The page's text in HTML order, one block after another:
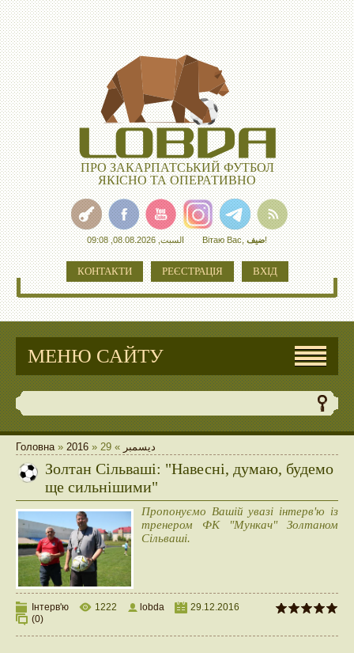
ПРО ЗАКАРПАТСЬКИЙ ФУТБОЛ
ЯКІСНО ТА ОПЕРАТИВНО
السبت, 08.08.2026, 09:08 Вітаю Вас,ضيف!
КОНТАКТИ РЕЄСТРАЦІЯ ВХІД
МЕНЮ САЙТУ
Головна» 2016 » ديسمبر »
29
Золтан Сільваші: "Навесні, думаю, будемо
ще сильнішими"
Пропонуємо Вашій увазі інтерв'ю із
тренером ФК "Мункач" Золтаном
Сільваші.
Інтерв'ю 1222 lobda
29.12.2016
(0)